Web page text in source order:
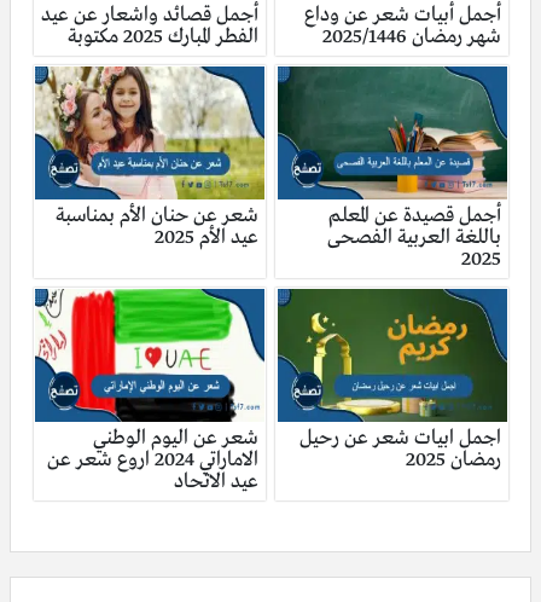
أجمل أبيات شعر عن وداع
شهر رمضان 2025/1446
أجمل قصائد واشعار عن عيد
الفطر المبارك 2025 مكتوبة
أجمل قصيدة عن المعلم
باللغة العربية الفصحى
2025
شعر عن حنان الأم بمناسبة
عيد الأم 2025
اجمل ابيات شعر عن رحيل
رمضان 2025
شعر عن اليوم الوطني
الاماراتي 2024 اروع شعر عن
عيد الاتحاد